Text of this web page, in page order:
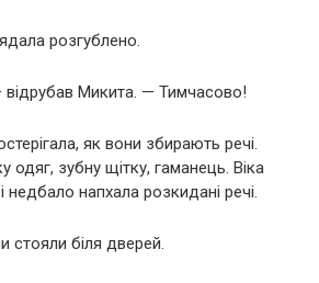
розгублено.
відрубав Микита. — Тимчасово!
як вони збирають речі.
одяг, зубну щітку, гаманець. Віка
недбало напхала розкидані речі.
стояли біля дверей.